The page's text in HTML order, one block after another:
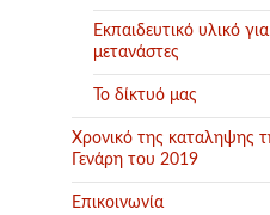
Εκπαιδευτικό υλικό
μετανάστες
Το δίκτυό μας
Χρονικό της καταληψης
Γενάρη του 2019
Επικοινωνία